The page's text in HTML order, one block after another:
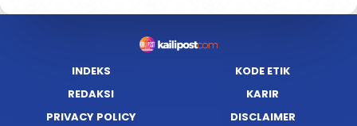
INDEKS
KODE ETIK
REDAKSI
KARIR
PRIVACY POLICY
DISCLAIMER